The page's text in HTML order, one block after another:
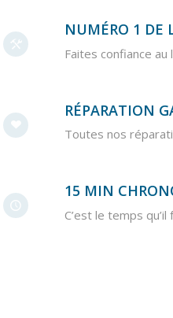
NUMÉRO 1 DE
Faites confiance
RÉPARATION
Toutes nos
15 MIN
C’est le temps